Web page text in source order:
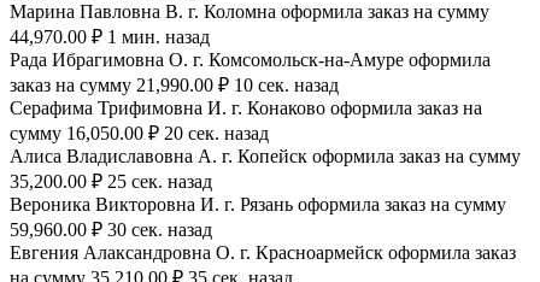
Марина Павловна В. г. Коломна оформила заказ на сумму
44,970.00 ₽ 1 мин. назад
Рада Ибрагимовна О. г. Комсомольск-на-Амуре оформила
заказ на сумму 21,990.00 ₽ 10 сек. назад
Серафима Трифимовна И. г. Конаково оформила заказ на
сумму 16,050.00 ₽ 20 сек. назад
Алиса Владиславовна А. г. Копейск оформила заказ на сумму
35,200.00 ₽ 25 сек. назад
Вероника Викторовна И. г. Рязань оформила заказ на сумму
59,960.00 ₽ 30 сек. назад
Евгения Алаксандровна О. г. Красноармейск оформила заказ
на сумму 35,210.00 ₽ 35 сек. назад